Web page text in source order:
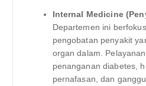
Internal Medicine
Departemen ini
pengobatan penyakit
organ dalam.
penanganan diabetes,
pernafasan, dan